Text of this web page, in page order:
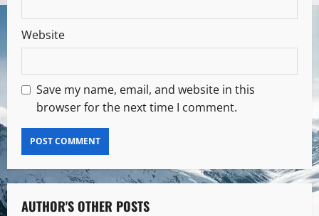
Website
Save my name, email, and website in this
browser for the next time I comment.
AUTHOR'S OTHER POSTS